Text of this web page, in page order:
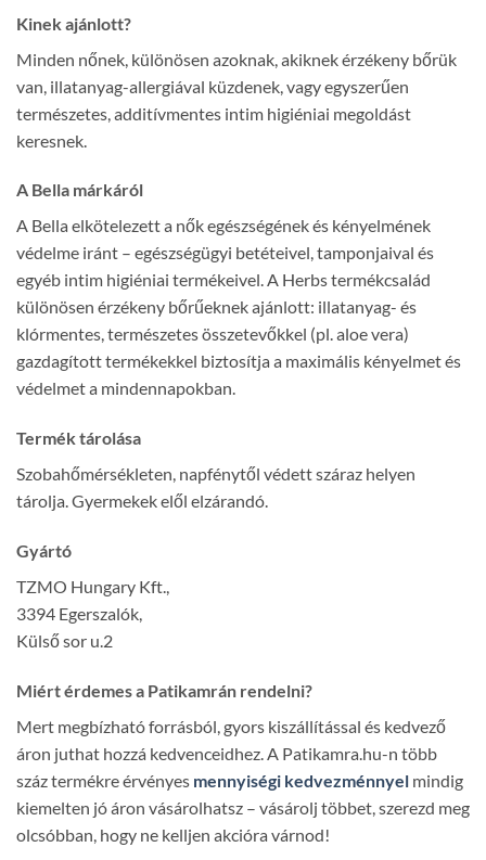
Kinek ajánlott?
Minden nőnek, különösen azoknak, akiknek érzékeny bőrük
van, illatanyag-allergiával küzdenek, vagy egyszerűen
természetes, additívmentes intim higiéniai megoldást
keresnek.
A Bella márkáról
A Bella elkötelezett a nők egészségének és kényelmének
védelme iránt – egészségügyi betéteivel, tamponjaival és
egyéb intim higiéniai termékeivel. A Herbs termékcsalád
különösen érzékeny bőrűeknek ajánlott: illatanyag- és
klórmentes, természetes összetevőkkel (pl. aloe vera)
gazdagított termékekkel biztosítja a maximális kényelmet és
védelmet a mindennapokban.
Termék tárolása
Szobahőmérsékleten, napfénytől védett száraz helyen
tárolja. Gyermekek elől elzárandó.
Gyártó
TZMO Hungary Kft.,
3394 Egerszalók,
Külső sor u.2
Miért érdemes a Patikamrán rendelni?
Mert megbízható forrásból, gyors kiszállítással és kedvező
áron juthat hozzá kedvenceidhez. A Patikamra.hu-n több
száz termékre érvényes mennyiségi kedvezménnyel mindig
kiemelten jó áron vásárolhatsz – vásárolj többet, szerezd meg
olcsóbban, hogy ne kelljen akcióra várnod!